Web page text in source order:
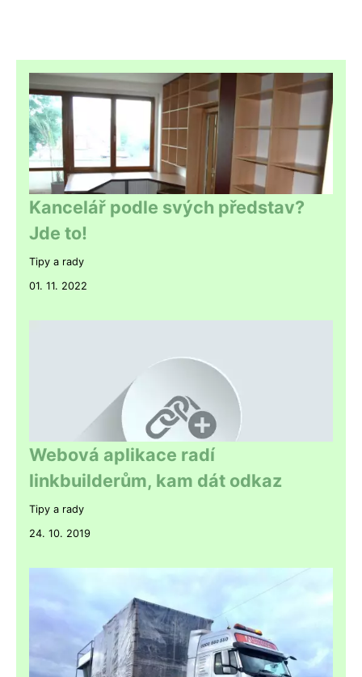
Kancelář podle svých představ?
Jde to!
Tipy a rady
01. 11. 2022
Webová aplikace radí
linkbuilderům, kam dát odkaz
Tipy a rady
24. 10. 2019